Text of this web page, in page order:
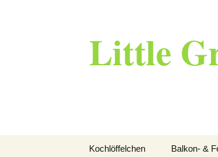
Little
Kochlöffelchen Balkon- &